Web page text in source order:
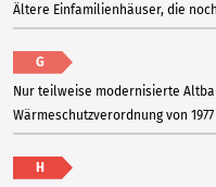
Ältere Einfamilienhäuser, die
G
Nur teilweise modernisierte
Wärmeschutzverordnung von
H